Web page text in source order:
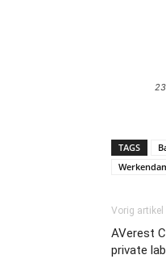
TAGS
Vorig artikel
AVerest
private